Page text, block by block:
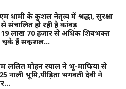
धामी के कुशल नेतृत्व में श्रद्धा, सुरक्षा
संचालित हो रही है कांवड़
19 लाख 70 हजार से अधिक शिवभक्त
चुके हैं सकुशल…
ललित मोहन रयाल ने भू-माफिया से
नाली भूमि,पीड़िता भगवती देवी ने